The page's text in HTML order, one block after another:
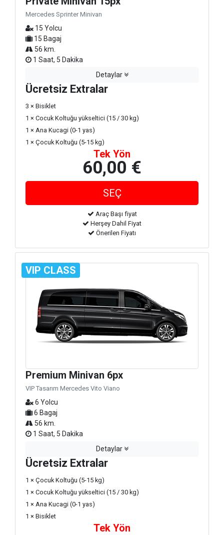
Mercedes Sprinter Minivan
15 Yolcu
15 Bagaj
56 km.
1 Saat, 5 Dakika
Detaylar
Ücretsiz Extralar
3 × Bisiklet
1 × Cocuk Koltuğu yükseltici (15 / 30 kg)
1 × Ana Kucagi (0-1 yas)
1 × Çocuk Koltuğu (5-15 kg)
Tek Yön
60,00 €
Araç Başı fiyat
Herşey Dahil Fiyat
Önerilen Fiyatı
VIP CLASS
Premium Minivan 6px
VIP Tasarım Mercedes Vito Viano
6 Yolcu
6 Bagaj
56 km.
1 Saat, 5 Dakika
Detaylar
Ücretsiz Extralar
1 × Çocuk Koltuğu (5-15 kg)
1 × Cocuk Koltuğu yükseltici (15 / 30 kg)
1 × Ana Kucagi (0-1 yas)
1 × Bisiklet
Tek Yön